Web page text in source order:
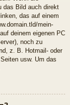
das Bild auch direkt
das auf einem
mein-
deinem eigenen PC
noch zu
z. B. Hotmail- oder
usw. Um das